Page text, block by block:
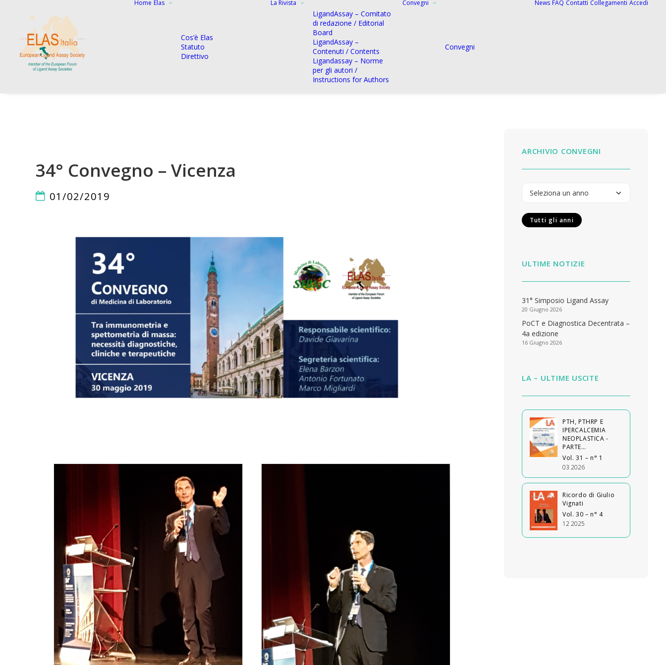
Home Elas
Cos’è Elas
Statuto
Direttivo
La Rivista
LigandAssay – Comitato
di redazione / Editorial
Board
LigandAssay –
Contenuti / Contents
Ligandassay – Norme
per gli autori /
Instructions for Authors
Convegni
Convegni
News FAQ Contatti Collegamenti Accedi
34° Convegno – Vicenza
01/02/2019
ARCHIVIO CONVEGNI
Tutti gli anni
ULTIME NOTIZIE
31° Simposio Ligand Assay
20 Giugno 2026
PoCT e Diagnostica Decentrata –
4a edizione
16 Giugno 2026
LA – ULTIME USCITE
PTH, PTHRP E
IPERCALCEMIA
NEOPLASTICA -
PARTE…
Vol. 31 – n° 1
03 2026
Ricordo di Giulio
Vignati
Vol. 30 – n° 4
12 2025